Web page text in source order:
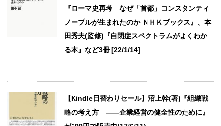
『ローマ史再考 なぜ「首都」コンスタンティ
ノープルが生まれたのか ＮＨＫブックス』、本
田秀夫(監修)『自閉症スペクトラムがよくわか
る本』など3冊 [22/1/14]
【Kindle日替わりセール】沼上幹(著)『組織戦
略の考え方 ――企業経営の健全性のために』